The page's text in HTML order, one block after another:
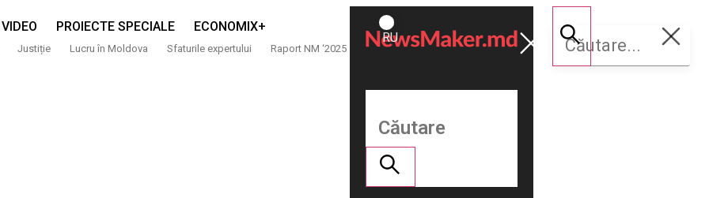
VIDEO PROIECTE SPECIALE ECONOMIX+
Justiție Lucru în Moldova Sfaturile expertului Raport NM ‘2025
ROMÂNĂ
RU
Susține
NM